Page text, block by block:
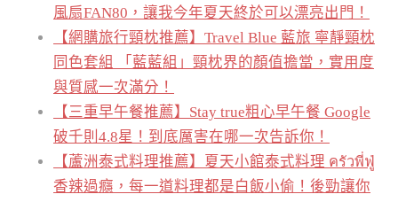
風扇FAN80，讓我今年夏天終於可以漂亮出門！
【網購旅行頸枕推薦】Travel Blue 藍旅 寧靜頸枕
同色套組 「藍藍組」頸枕界的顏值擔當，實用度
與質感一次滿分！
【三重早午餐推薦】Stay true粗心早午餐 Google
破千則4.8星！到底厲害在哪一次告訴你！
【蘆洲泰式料理推薦】夏天小館泰式料理 ครัวพี่ฟู่
香辣過癮，每一道料理都是白飯小偷！後勁讓你